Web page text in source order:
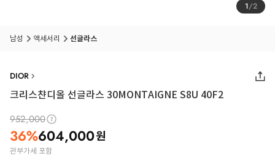
1/2
남성 액세서리 선글라스
DIOR
크리스챤디올 선글라스 30MONTAIGNE S8U 40F2
952,000
36%604,000원
관부가세 포함